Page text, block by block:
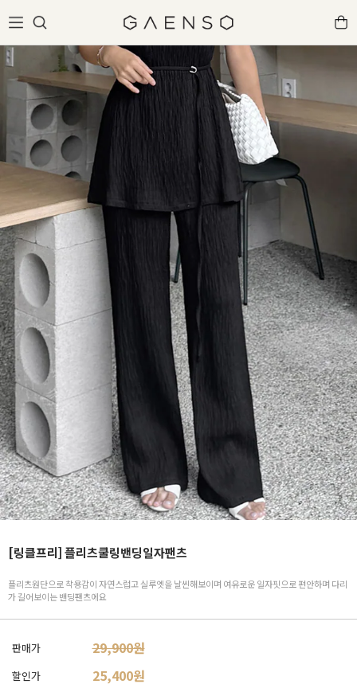
[링클프리] 플리츠쿨링밴딩일자팬츠
플리츠원단으로 착용감이 자연스럽고 실루엣을 날씬해보이며 여유로운 일자핏으로 편안하며 다리
가 길어보이는 밴딩팬츠에요
판매가 29,900원
할인가 25,400원